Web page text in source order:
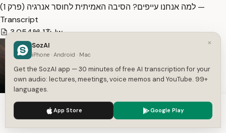
למה אנחנו עייפים? הסיבה האמיתית לחוסר אנרגיה (פרק 1) —
Transcript
3,054
1 Iw
We use cookies to enhance your experience.
×
SozAI
iPhone · Android · Mac
Get the SozAI app — 30 minutes of free AI transcription for your
own audio: lectures, meetings, voice memos and YouTube. 99+
languages.
App Store Google Play